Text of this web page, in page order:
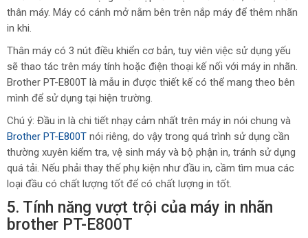
thân máy. Máy có cánh mở nằm bên trên nắp máy để thêm nhãn
in khi.
Thân máy có 3 nút điều khiển cơ bản, tuy viên việc sử dụng yếu
sẽ thao tác trên máy tính hoặc điện thoại kế nối với máy in nhãn.
Brother PT-E800T là mẫu in được thiết kế có thể mang theo bên
mình để sử dụng tại hiện trường.
Chú ý: Đầu in là chi tiết nhạy cảm nhất trên máy in nói chung và
Brother PT-E800T nói riêng, do vậy trong quá trình sử dụng cần
thường xuyên kiểm tra, vệ sinh máy và bộ phận in, tránh sử dụng
quá tải. Nếu phải thay thế phụ kiện như đầu in, cầm tìm mua các
loại đầu có chất lượng tốt để có chất lượng in tốt.
5. Tính năng vượt trội của máy in nhãn
brother PT-E800T